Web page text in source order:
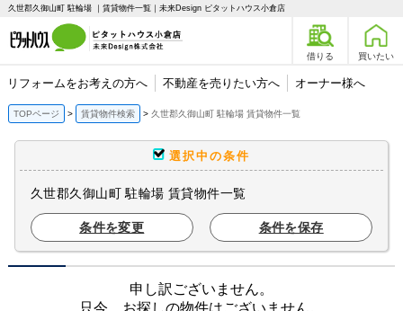
久世郡久御山町 駐輪場 ｜賃貸物件一覧｜未来Design ピタットハウス小倉店
借りる 買いたい
リフォームをお考えの方へ 不動産を売りたい方へ オーナー様へ
TOPページ 賃貸物件検索 久世郡久御山町 駐輪場 賃貸物件一覧
選択中の条件
久世郡久御山町 駐輪場 賃貸物件一覧
条件を変更 条件を保存
申し訳ございません。
只今、お探しの物件はございません。